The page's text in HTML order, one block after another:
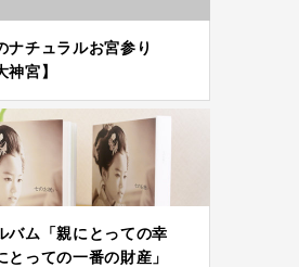
ナチュラルお宮参り
神宮】
バム「親にとっての幸
とっての一番の財産」